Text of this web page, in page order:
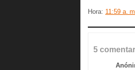
Hora: 11:59 a. m.
5